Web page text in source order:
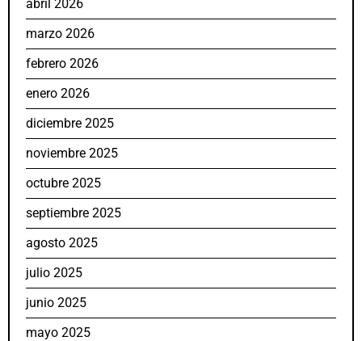
abril 2026
marzo 2026
febrero 2026
enero 2026
diciembre 2025
noviembre 2025
octubre 2025
septiembre 2025
agosto 2025
julio 2025
junio 2025
mayo 2025